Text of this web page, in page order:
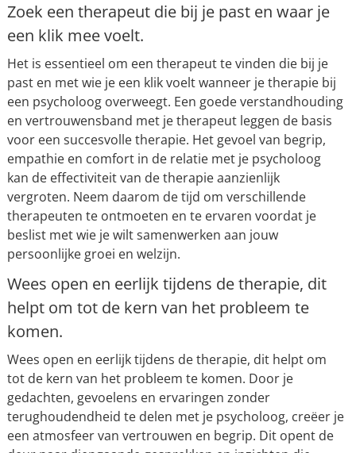
Zoek een therapeut die bij je past en waar je
een klik mee voelt.
Het is essentieel om een therapeut te vinden die bij je
past en met wie je een klik voelt wanneer je therapie bij
een psycholoog overweegt. Een goede verstandhouding
en vertrouwensband met je therapeut leggen de basis
voor een succesvolle therapie. Het gevoel van begrip,
empathie en comfort in de relatie met je psycholoog
kan de effectiviteit van de therapie aanzienlijk
vergroten. Neem daarom de tijd om verschillende
therapeuten te ontmoeten en te ervaren voordat je
beslist met wie je wilt samenwerken aan jouw
persoonlijke groei en welzijn.
Wees open en eerlijk tijdens de therapie, dit
helpt om tot de kern van het probleem te
komen.
Wees open en eerlijk tijdens de therapie, dit helpt om
tot de kern van het probleem te komen. Door je
gedachten, gevoelens en ervaringen zonder
terughoudendheid te delen met je psycholoog, creëer je
een atmosfeer van vertrouwen en begrip. Dit opent de